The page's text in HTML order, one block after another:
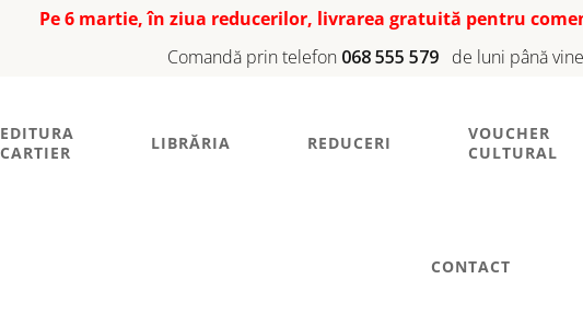
Pe 6 martie, în ziua reducerilor, livrarea gratuită pentru
Comandă prin telefon 068 555 579 de luni până
EDITURA
CARTIER
LIBRĂRIA REDUCERI
VOUCHER
CULTURAL
CONTACT